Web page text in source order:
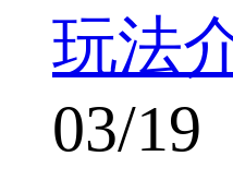
玩法
03/19